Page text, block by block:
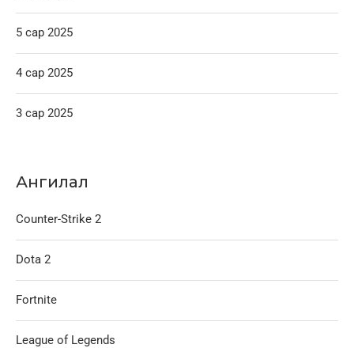
5 сар 2025
4 сар 2025
3 сар 2025
Ангилал
Counter-Strike 2
Dota 2
Fortnite
League of Legends